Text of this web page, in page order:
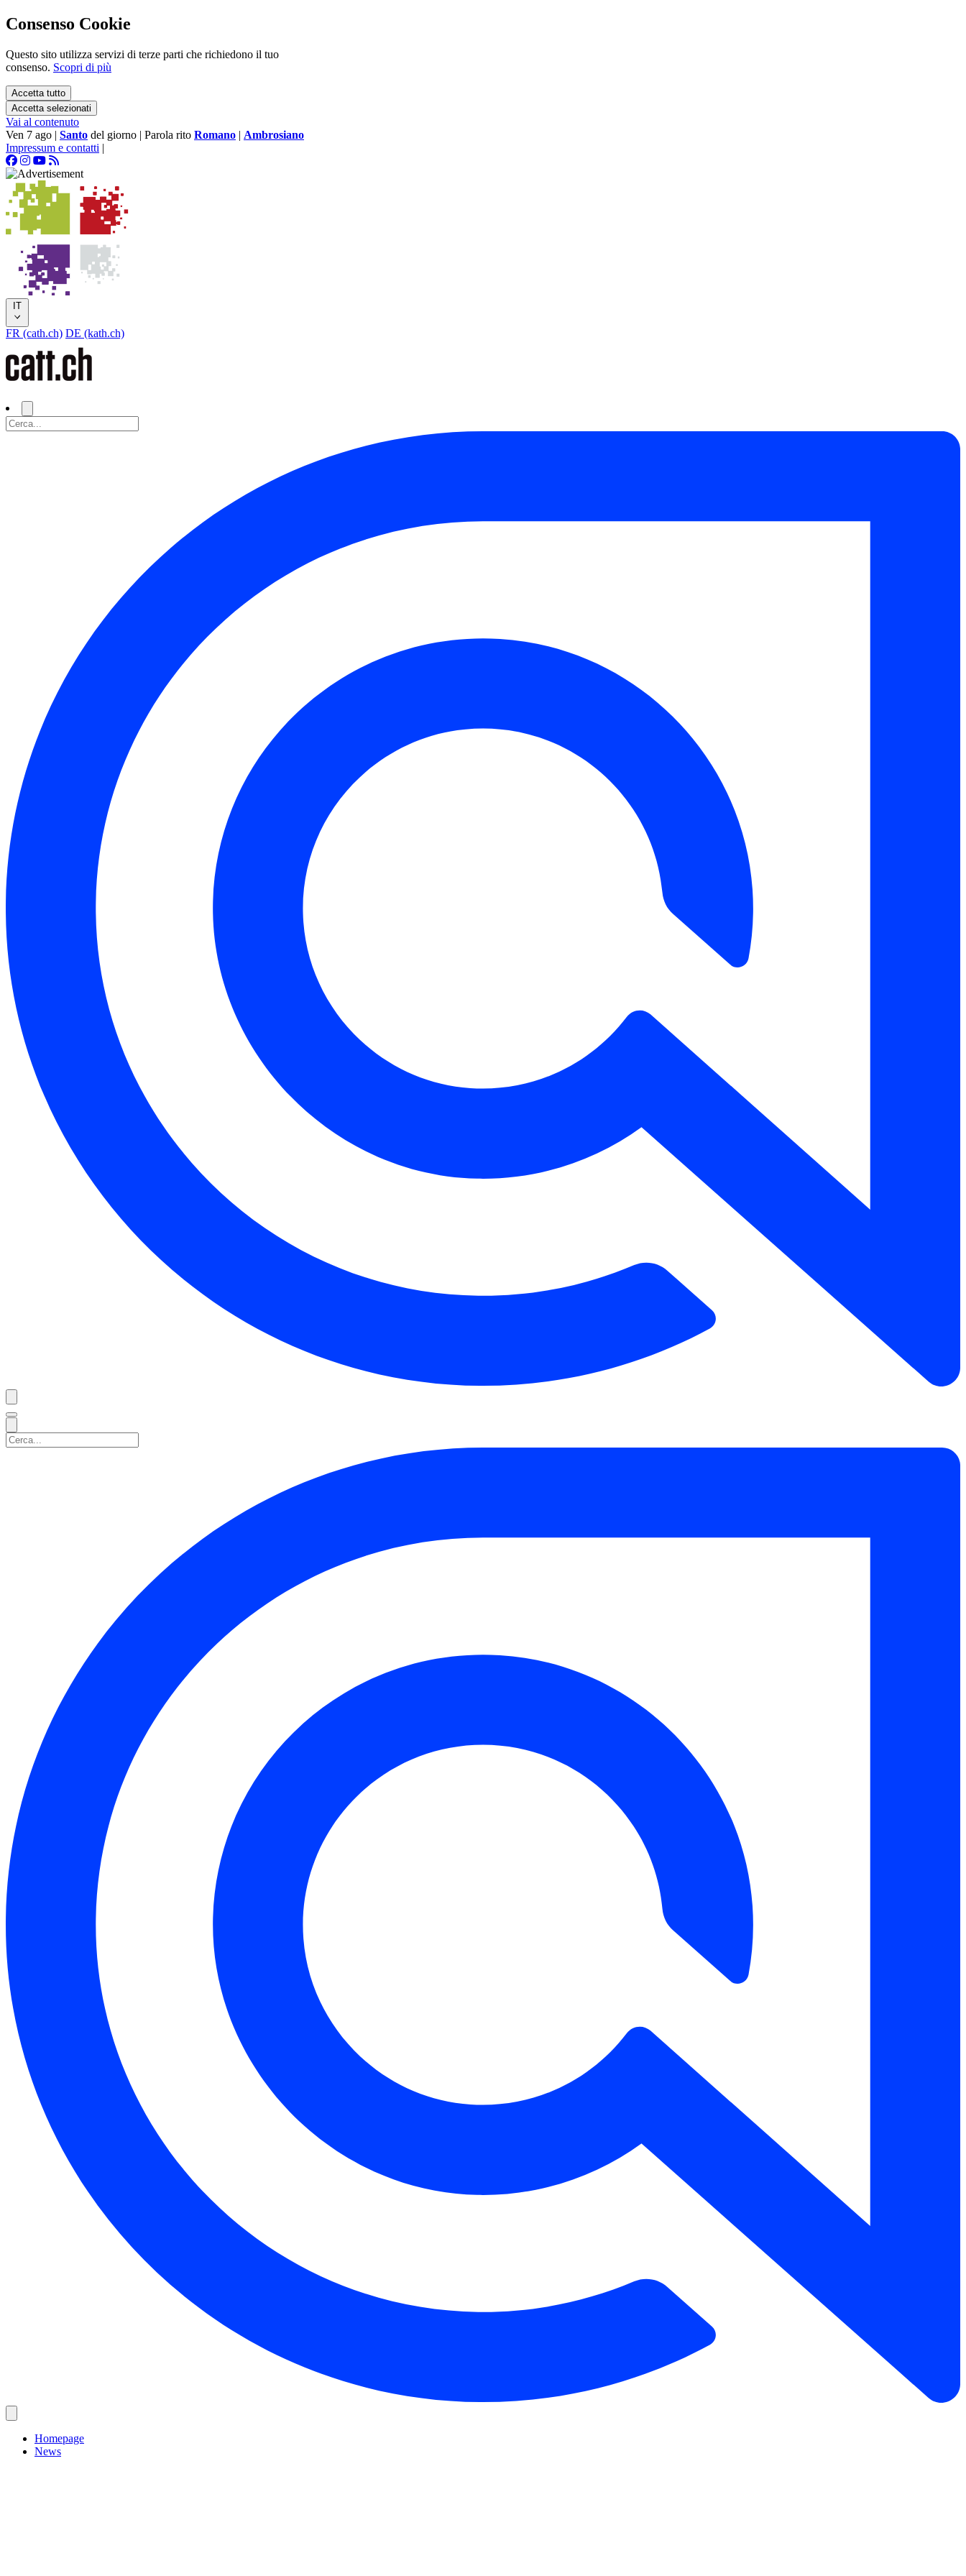
Consenso Cookie
Questo sito utilizza servizi di terze parti che richiedono il tuo
consenso. Scopri di più
Accetta tutto
Accetta selezionati
Vai al contenuto
Ven 7 ago | Santo del giorno | Parola rito Romano | Ambrosiano
Impressum e contatti |
IT
FR (cath.ch) DE (kath.ch)
Homepage
News